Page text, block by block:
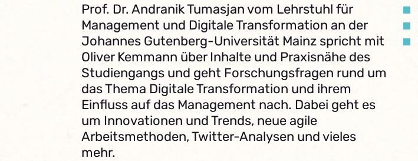
Prof. Dr. Andranik Tumasjan vom Lehrstuhl für
Management und Digitale Transformation an der
Johannes Gutenberg-Universität Mainz spricht mit
Oliver Kemmann über Inhalte und Praxisnähe des
Studiengangs und geht Forschungsfragen rund um
das Thema Digitale Transformation und ihrem
Einfluss auf das Management nach. Dabei geht es
um Innovationen und Trends, neue agile
Arbeitsmethoden, Twitter-Analysen und vieles
mehr.